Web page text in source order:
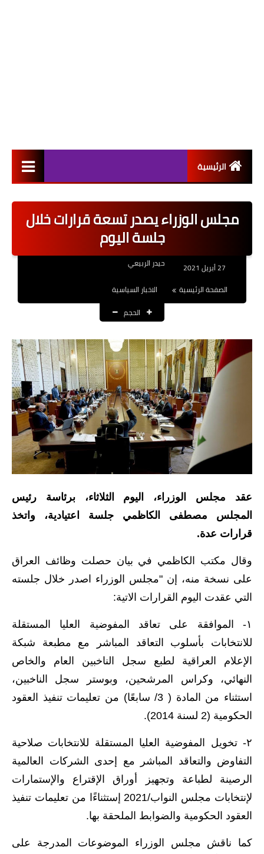
الرئيسية
اخبار القطاع العام
اخبار القطاع الخاص
العقود والاجور اليومية
الرواتب
القروض والسلف
المنح المالية
قطع الاراضي
اخبار العراق
الاخبار السياسية
الاخبار الامنية
الاخبار الرياضية
المدارس
اخبار وقرارات وزارة التربية
نتائج الامتحانات
المرحلة الابتدائية
المرحلة الاعدادية
اسئلة وزارية
المرحلة الابتدائية
المرحلة المتوسطة
المرحلة الاعدادية
مجلس الوزراء يصدر تسعة قرارات خلال
جلسة اليوم
حيدر الربيعي
الصفحة الرئيسية
الاخبار السياسية
الحجم
عقد مجلس الوزراء، اليوم الثلاثاء، برئاسة رئيس
المجلس مصطفى الكاظمي جلسة اعتيادية، واتخذ
قرارات عدة.
وقال مكتب الكاظمي في بيان حصلت وظائف العراق
على نسخة منه، إن "مجلس الوزراء اصدر خلال جلسته
التي عقدت اليوم القرارات الاتية:
١- الموافقة على تعاقد المفوضية العليا المستقلة
للانتخابات بأسلوب التعاقد المباشر مع مطبعة شبكة
الإعلام العراقية لطبع سجل الناخبين العام والخاص
النهائي، وكراس المرشحين، وبوستر سجل الناخبين،
استثناء من المادة ( 3/ سابعًا) من تعليمات تنفيذ العقود
الحكومية (2 لسنة 2014).
٢- تخويل المفوضية العليا المستقلة للانتخابات صلاحية
التفاوض والتعاقد المباشر مع إحدى الشركات العالمية
الرصينة لطباعة وتجهيز أوراق الإقتراع والإستمارات
لإنتخابات مجلس النواب/2021 إستثناءًا من تعليمات تنفيذ
العقود الحكومية والضوابط الملحقة بها.
كما ناقش مجلس الوزراء الموضوعات المدرجة على